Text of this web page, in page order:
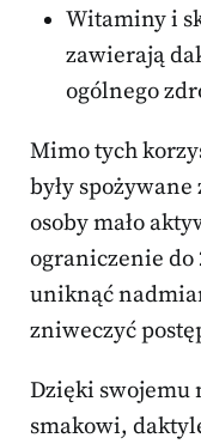
Witaminy i
zawierają
ogólnego
Mimo tych
były spożywane
osoby mało
ograniczenie
uniknąć
zniweczyć
Dzięki swojemu
smakowi,